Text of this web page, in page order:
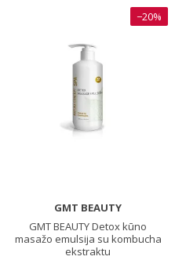
−20%
GMT BEAUTY
GMT BEAUTY Detox kūno
masažo emulsija su kombucha
ekstraktu